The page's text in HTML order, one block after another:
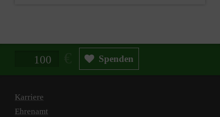
Spendenbetrag in Euro Spenden
Karriere
Ehrenamt